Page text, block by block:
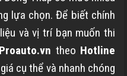
lựa chọn. Để biết chính
và vị trí bạn muốn thi
Proauto.vn theo Hotline
cụ thể và nhanh chóng